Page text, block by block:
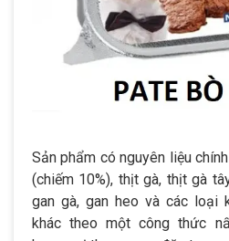
Sản phẩm có nguyên liệu
(chiếm 10%), thịt gà, thịt gà
gan gà, gan heo và các loại
khác theo một công thức